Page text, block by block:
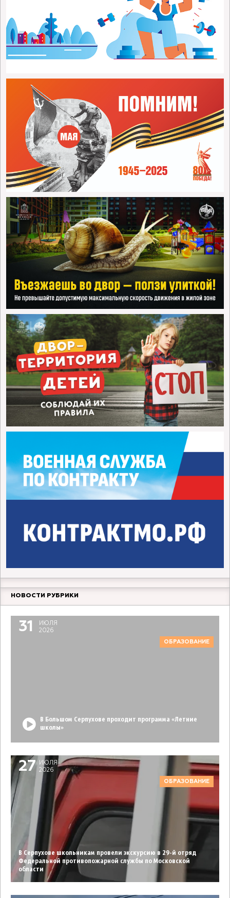
НОВОСТИ РУБРИКИ
31
ИЮЛЯ
2026
ОБРАЗОВАНИЕ
В Большом Серпухове проходит программа «Летние
школы»
27
ИЮЛЯ
2026
ОБРАЗОВАНИЕ
В Серпухове школьникам провели экскурсию в 29-й отряд
Федеральной противопожарной службы по Московской
области